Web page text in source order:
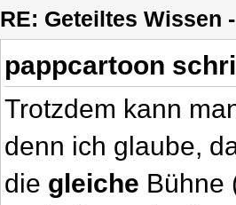
RE: Geteiltes Wissen
pappcartoon
Trotzdem kann
denn ich glaube,
die gleiche Bühne